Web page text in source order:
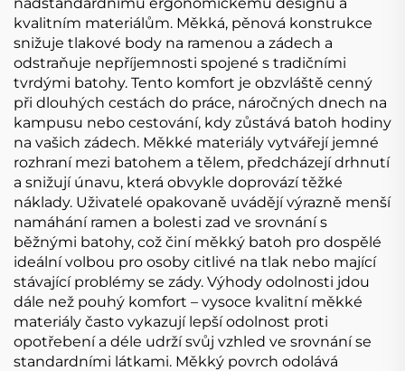
kvalitním materiálům. Měkká, pěnová konstrukce
snižuje tlakové body na ramenou a zádech a
odstraňuje nepříjemnosti spojené s tradičními
tvrdými batohy. Tento komfort je obzvláště cenný
při dlouhých cestách do práce, náročných dnech na
kampusu nebo cestování, kdy zůstává batoh hodiny
na vašich zádech. Měkké materiály vytvářejí jemné
rozhraní mezi batohem a tělem, předcházejí drhnutí
a snižují únavu, která obvykle doprovází těžké
náklady. Uživatelé opakovaně uvádějí výrazně menší
namáhání ramen a bolesti zad ve srovnání s
běžnými batohy, což činí měkký batoh pro dospělé
ideální volbou pro osoby citlivé na tlak nebo mající
stávající problémy se zády. Výhody odolnosti jdou
dále než pouhý komfort – vysoce kvalitní měkké
materiály často vykazují lepší odolnost proti
opotřebení a déle udrží svůj vzhled ve srovnání se
standardními látkami. Měkký povrch odolává